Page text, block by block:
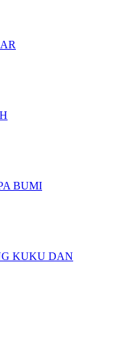
BUMI
KUKU DAN